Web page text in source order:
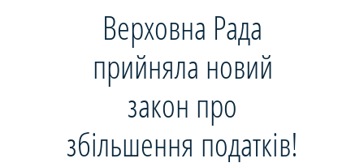
Верховна Рада
прийняла новий
закон про
збільшення податків!